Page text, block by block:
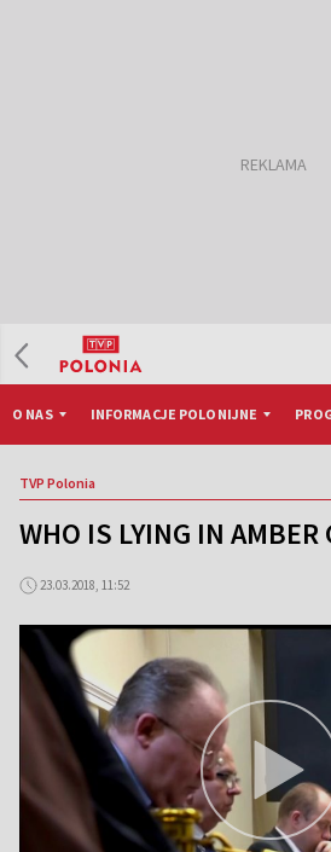
O NAS INFORMACJE POLONIJNE
TVP Polonia
WHO IS LYING IN AMBER
23.03.2018, 11:52